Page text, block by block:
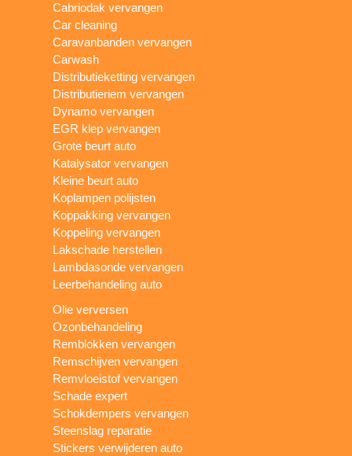
Cabriodak vervangen
Car cleaning
Caravanbanden vervangen
Carwash
Distributieketting vervangen
Distributieriem vervangen
Dynamo vervangen
EGR klep vervangen
Grote beurt auto
Katalysator vervangen
Kleine beurt auto
Koplampen polijsten
Koppakking vervangen
Koppeling vervangen
Lakschade herstellen
Lambdasonde vervangen
Leerbehandeling auto
Olie verversen
Ozonbehandeling
Remblokken vervangen
Remschijven vervangen
Remvloeistof vervangen
Schade expert
Schokdempers vervangen
Steenslag reparatie
Stickers verwijderen auto